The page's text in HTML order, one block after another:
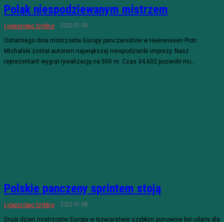
Polak niespodziewanym mistrzem
Łyżwiarstwo Szybkie 2022-01-09
Ostatniego dnia mistrzostw Europy panczenistów w Heerenveen Piotr
Michalski został autorem największej niespodzianki imprezy. Nasz
reprezentant wygrał rywalizację na 500 m. Czas 34,602 pozwolił mu...
Polskie panczeny sprintem stoją
Łyżwiarstwo Szybkie 2022-01-08
Drugi dzień mistrzostw Europy w łyżwiarstwie szybkim ponownie był udany dla